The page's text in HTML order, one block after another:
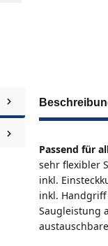
Passend für
sehr flexibler
inkl.
inkl. Handgriff
Saugleistung